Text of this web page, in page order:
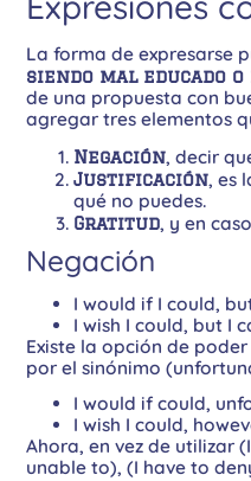
La forma de expresarse
siendo mal educado o
de una propuesta con
agregar tres elementos
Negación, decir
Justificación, es
qué no puedes.
Gratitud, y en
Negación
I would if I could,
I wish I could, but I
Existe la opción de
por el sinónimo
I would if could,
I wish I could,
Ahora, en vez de utilizar
unable to), (I have to